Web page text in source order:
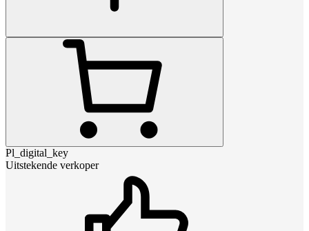
Pl_digital_key
Uitstekende verkoper